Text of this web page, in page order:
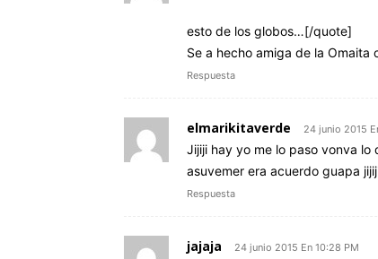
esto de los globos…[/quote]
Se a hecho amiga de la
Respuesta
elmarikitaverde 24 junio 2015
Jijiji hay yo me lo paso vonva
asuvemer era acuerdo guapa
Respuesta
jajaja 24 junio 2015 En 10:28 PM